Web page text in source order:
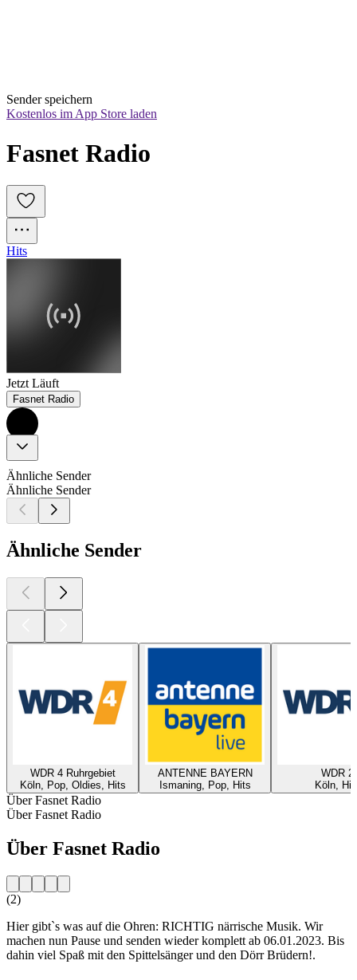
Sender speichern
Kostenlos im App Store laden
Fasnet Radio
Hits
Jetzt Läuft
Fasnet Radio
Ähnliche Sender
Ähnliche Sender
Ähnliche Sender
WDR 4 Ruhrgebiet
Köln, Pop, Oldies, Hits
ANTENNE BAYERN
Ismaning, Pop, Hits
WDR 2
Köln,
Über Fasnet Radio
Über Fasnet Radio
Über Fasnet Radio
(2)
Hier gibt`s was auf die Ohren: RICHTIG närrische Musik. Wir
machen nun Pause und senden wieder komplett ab 06.01.2023. Bis
dahin viel Spaß mit den Spittelsänger und den Dörr Brüdern!.